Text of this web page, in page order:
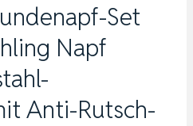
Set
Napf
Anti-Rutsch-